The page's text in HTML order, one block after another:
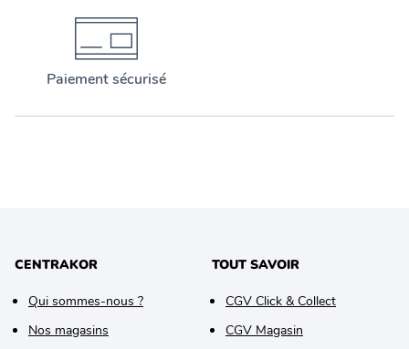
Paiement sécurisé
CENTRAKOR
Qui sommes-nous ?
Nos magasins
TOUT SAVOIR
CGV Click & Collect
CGV Magasin